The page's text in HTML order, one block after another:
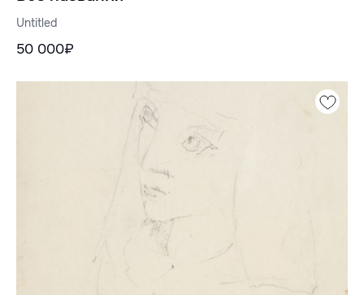
Untitled
50 000₽